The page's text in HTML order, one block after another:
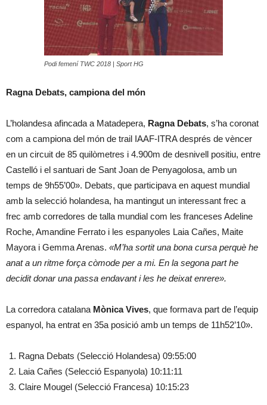
Podi femení TWC 2018 | Sport HG
Ragna Debats, campiona del món
L’holandesa afincada a Matadepera, Ragna Debats, s’ha coronat
com a campiona del món de trail IAAF-ITRA després de vèncer
en un circuit de 85 quilòmetres i 4.900m de desnivell positiu, entre
Castelló i el santuari de Sant Joan de Penyagolosa, amb un
temps de 9h55’00». Debats, que participava en aquest mundial
amb la selecció holandesa, ha mantingut un interessant frec a
frec amb corredores de talla mundial com les franceses Adeline
Roche, Amandine Ferrato i les espanyoles Laia Cañes, Maite
Mayora i Gemma Arenas. «M’ha sortit una bona cursa perquè he
anat a un ritme força còmode per a mi. En la segona part he
decidit donar una passa endavant i les he deixat enrere».
La corredora catalana Mònica Vives, que formava part de l’equip
espanyol, ha entrat en 35a posició amb un temps de 11h52’10».
Ragna Debats (Selecció Holandesa) 09:55:00
Laia Cañes (Selecció Espanyola) 10:11:11
Claire Mougel (Selecció Francesa) 10:15:23